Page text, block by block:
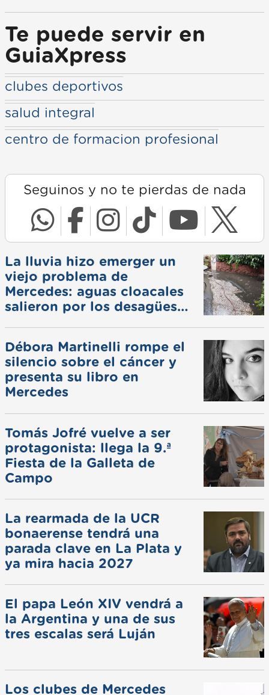
Te puede servir en
GuiaXpress
clubes deportivos
salud integral
centro de formacion profesional
Seguinos y no te pierdas de nada
La lluvia hizo emerger un
viejo problema de
Mercedes: aguas cloacales
salieron por los desagües
Débora Martinelli rompe el
silencio sobre el cáncer y
presenta su libro en
Mercedes
Tomás Jofré vuelve a ser
protagonista: llega la 9.ª
Fiesta de la Galleta de
Campo
La rearmada de la UCR
bonaerense tendrá una
parada clave en La Plata y
ya mira hacia 2027
El papa León XIV vendrá a
la Argentina y una de sus
tres escalas será Luján
Los clubes de Mercedes